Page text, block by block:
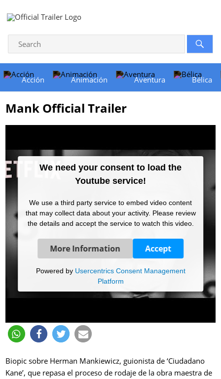
Acción Animación Aventura Bélica
Mank Official Trailer
We need your consent to load the
Youtube service!
We use a third party service to embed video content
that may collect data about your activity. Please review
the details and accept the service to watch this video.
More Information Accept
Powered by Usercentrics Consent Management
Platform
Biopic sobre Herman Mankiewicz, guionista de ‘Ciudadano
Kane’, que repasa el proceso de rodaje de la obra maestra de